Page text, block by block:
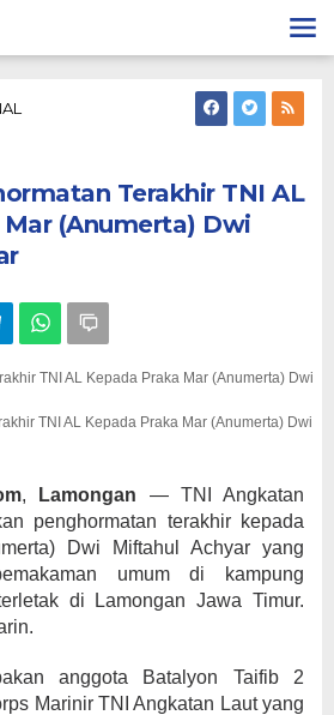
AL
Kepada
Praka
Dwi
Miftahul
Achyar
Terakhir TNI AL
(Anumerta) Dwi
TNI AL Kepada Praka Mar (Anumerta) Dwi
, Lamongan — TNI Angkatan
penghormatan terakhir kepada
Dwi Miftahul Achyar yang
umum di kampung
di Lamongan Jawa Timur.
anggota Batalyon Taifib 2
Marinir TNI Angkatan Laut yang